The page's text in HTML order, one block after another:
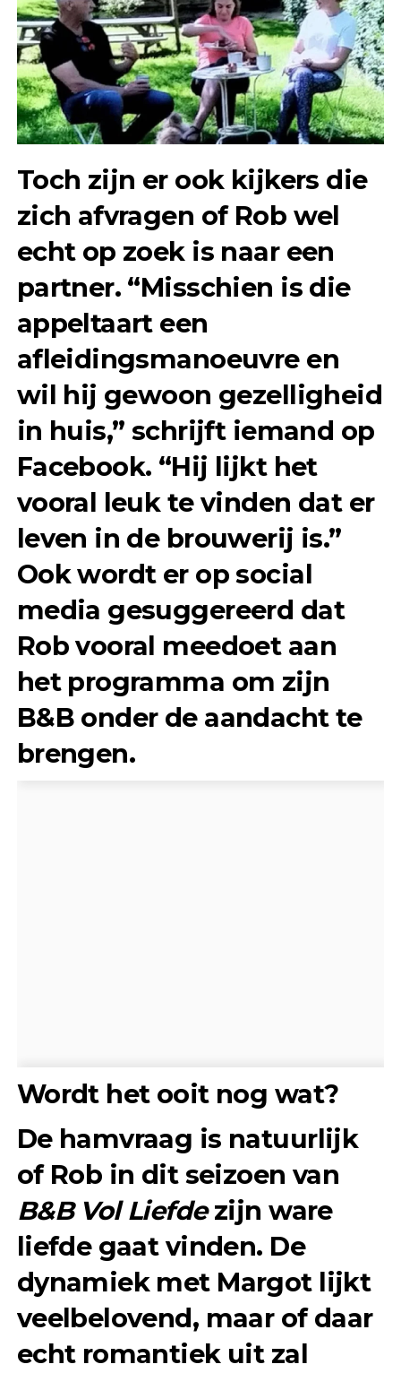
Toch zijn er ook kijkers die
zich afvragen of Rob wel
echt op zoek is naar een
partner. “Misschien is die
appeltaart een
afleidingsmanoeuvre en
wil hij gewoon gezelligheid
in huis,” schrijft iemand op
Facebook. “Hij lijkt het
vooral leuk te vinden dat er
leven in de brouwerij is.”
Ook wordt er op social
media gesuggereerd dat
Rob vooral meedoet aan
het programma om zijn
B&B onder de aandacht te
brengen.
Wordt het ooit nog wat?
De hamvraag is natuurlijk
of Rob in dit seizoen van
B&B Vol Liefdezijn ware
liefde gaat vinden. De
dynamiek met Margot lijkt
veelbelovend, maar of daar
echt romantiek uit zal